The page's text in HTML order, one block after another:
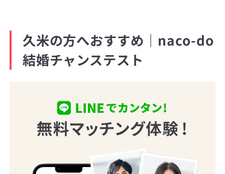
久米の方へおすすめ｜naco-do
結婚チャンステスト